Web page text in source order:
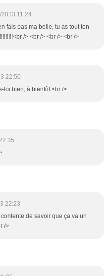
2013 11:24
fais pas ma belle, tu as tout ton
/> <br /> <br /> <br />
22:50
toi bien, à bientôt <br />
22:23
de savoir que ça va un
/>